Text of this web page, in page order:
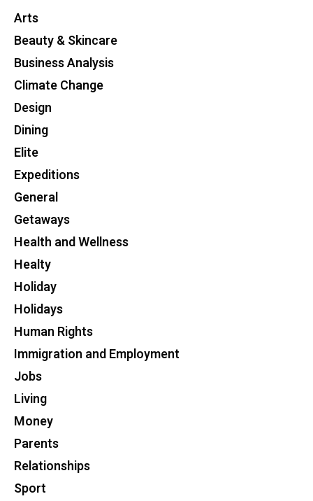
Arts
Beauty & Skincare
Business Analysis
Climate Change
Design
Dining
Elite
Expeditions
General
Getaways
Health and Wellness
Healty
Holiday
Holidays
Human Rights
Immigration and Employment
Jobs
Living
Money
Parents
Relationships
Sport